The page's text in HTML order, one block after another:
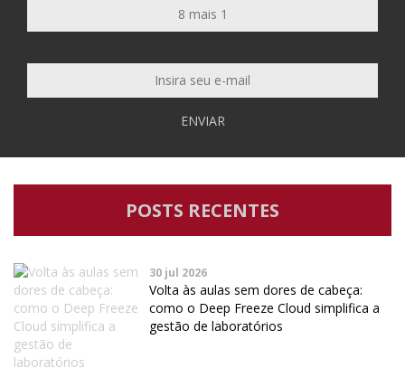
ENVIAR
POSTS RECENTES
30 jul 2026
Volta às aulas sem dores de cabeça:
como o Deep Freeze Cloud simplifica a
gestão de laboratórios